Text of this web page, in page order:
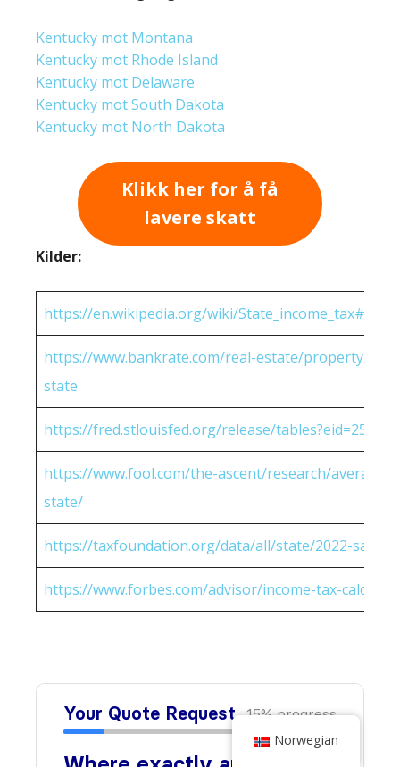
Kentucky mot Montana
Kentucky mot Rhode Island
Kentucky mot Delaware
Kentucky mot South Dakota
Kentucky mot North Dakota
Klikk her for å få
lavere skatt
Kilder:
https://en.wikipedia.org/wiki/
https://www.bankrate.com/real-estate/property-
state
https://fred.stlouisfed.org/release/
https://www.fool.com/the-ascent/research/average-
state/
https://taxfoundation.org/data/all/state/2022-sales-
https://www.forbes.com/advisor/income-tax-
Norwegian